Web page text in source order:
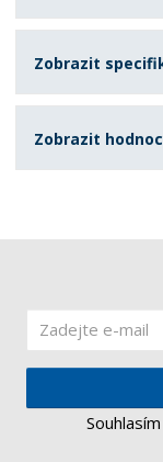
Zobrazit
Zobrazit